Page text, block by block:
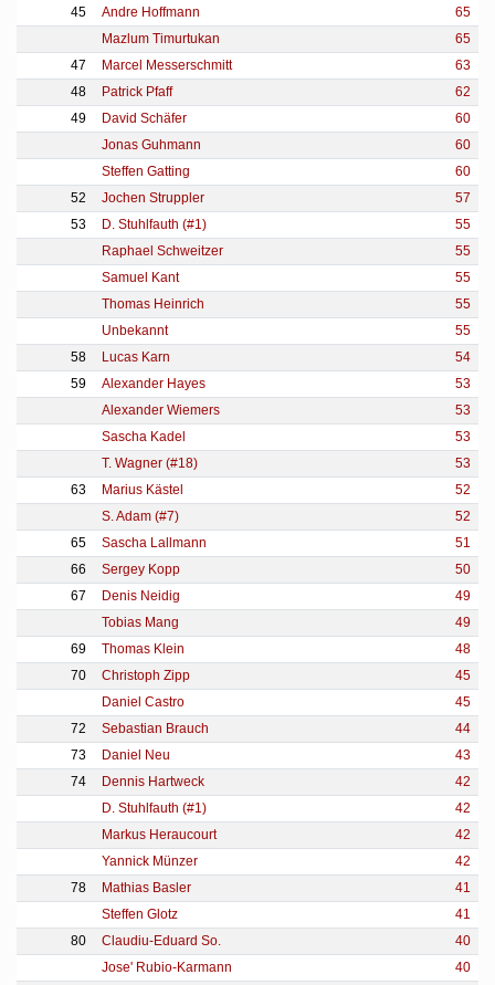
45 Andre Hoffmann
65
Mazlum Timurtukan
65
47
Marcel Messerschmitt
63
48
Patrick Pfaff
62
49
David Schäfer
60
Jonas Guhmann
60
Steffen Gatting
60
52
Jochen Struppler
57
53
D. Stuhlfauth (#1)
55
Raphael Schweitzer
55
Samuel Kant
55
Thomas Heinrich
55
Unbekannt
55
58
Lucas Karn
54
59
Alexander Hayes
53
Alexander Wiemers
53
Sascha Kadel
53
T. Wagner (#18)
53
63
Marius Kästel
52
S. Adam (#7)
52
65
Sascha Lallmann
51
66
Sergey Kopp
50
67
Denis Neidig
49
Tobias Mang
49
69
Thomas Klein
48
70
Christoph Zipp
45
Daniel Castro
45
72
Sebastian Brauch
44
73
Daniel Neu
43
74
Dennis Hartweck
42
D. Stuhlfauth (#1)
42
Markus Heraucourt
42
Yannick Münzer
42
78
Mathias Basler
41
Steffen Glotz
41
80
Claudiu-Eduard So.
40
Jose' Rubio-Karmann
40